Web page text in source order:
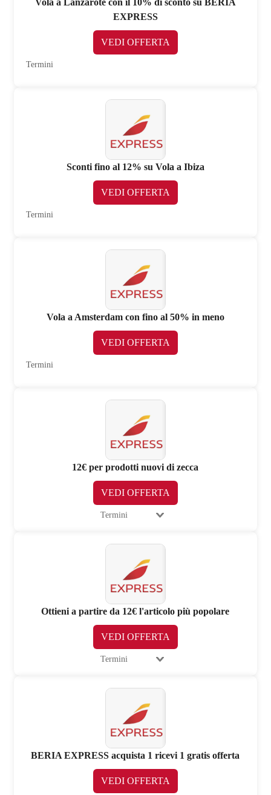
Vola a Lanzarote con il 10% di sconto su BERIA
EXPRESS
VEDI OFFERTA
Termini
Sconti fino al 12% su Vola a Ibiza
VEDI OFFERTA
Termini
Vola a Amsterdam con fino al 50% in meno
VEDI OFFERTA
Termini
12€ per prodotti nuovi di zecca
VEDI OFFERTA
Termini
Ottieni a partire da 12€ l'articolo più popolare
VEDI OFFERTA
Termini
BERIA EXPRESS acquista 1 ricevi 1 gratis offerta
VEDI OFFERTA